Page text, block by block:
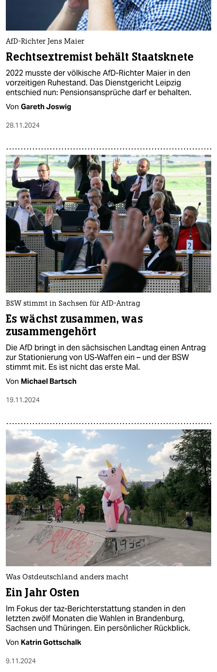
AfD-Richter Jens Maier
Rechtsextremist behält Staatsknete
2022 musste der völkische AfD-Richter Maier in den
vorzeitigen Ruhestand. Das Dienstgericht Leipzig
entschied nun: Pensionsansprüche darf er behalten.
Von Gareth Joswig
28.11.2024
BSW stimmt in Sachsen für AfD-Antrag
Es wächst zusammen, was
zusammengehört​
Die AfD bringt in den sächsischen Landtag einen Antrag
zur Stationierung von US-Waffen ein – und der BSW
stimmt mit. Es ist nicht das erste Mal.
Von Michael Bartsch
19.11.2024
Was Ostdeutschland anders macht
Ein Jahr Osten
Im Fokus der taz-Berichterstattung standen in den
letzten zwölf Monaten die Wahlen in Brandenburg,
Sachsen und Thüringen. Ein persönlicher Rückblick.
Von Katrin Gottschalk
9.11.2024